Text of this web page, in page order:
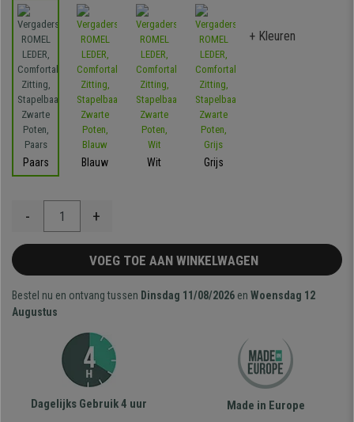
Paars Blauw Wit Grijs
+ Kleuren
- +
VOEG TOE AAN WINKELWAGEN
Bestel nu en ontvang tussen Dinsdag 11/08/2026 en Woensdag 12
Augustus
Dagelijks Gebruik 4 uur Made in Europe